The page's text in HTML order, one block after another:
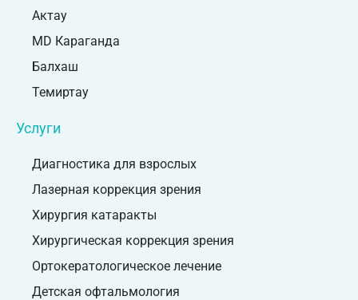
Актау
MD Караганда
Балхаш
Темиртау
Услуги
Диагностика для взрослых
Лазерная коррекция зрения
Хирургия катаракты
Хирургическая коррекция зрения
Ортокератологическое лечение
Детская офтальмология